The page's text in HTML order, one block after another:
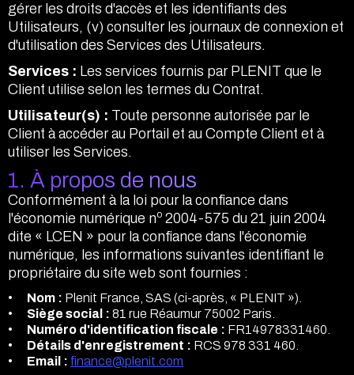
gérer les droits d'accès et les identifiants des
Utilisateurs, (v) consulter les journaux de connexion et
d'utilisation des Services des Utilisateurs.
Services : Les services fournis par PLENIT que le
Client utilise selon les termes du Contrat.
Utilisateur(s) : Toute personne autorisée par le
Client à accéder au Portail et au Compte Client et à
utiliser les Services.
1. À propos de nous
Conformément à la loi pour la confiance dans
l'économie numérique no 2004-575 du 21 juin 2004
dite « LCEN » pour la confiance dans l'économie
numérique, les informations suivantes identifiant le
propriétaire du site web sont fournies :
Nom : Plenit France, SAS (ci-après, « PLENIT »).
Siège social : 81 rue Réaumur 75002 Paris.
Numéro d'identification fiscale : FR14978331460.
Détails d'enregistrement : RCS 978 331 460.
Email : finance@plenit.com